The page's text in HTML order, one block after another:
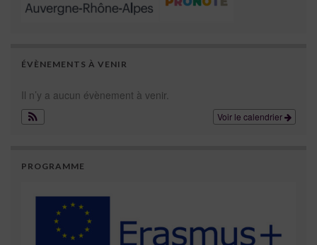
ÉVÈNEMENTS À VENIR
Il n’y a aucun évènement à venir.
Voir le calendrier
PROGRAMME